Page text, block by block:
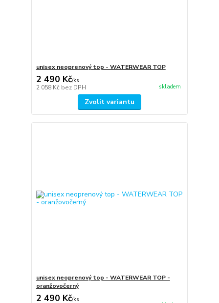
unisex neoprenový top - WATERWEAR TOP
2 490 Kč/ks
2 058 Kč bez DPH skladem
Zvolit variantu
unisex neoprenový top - WATERWEAR TOP -
oranžovočerný
2 490 Kč/ks